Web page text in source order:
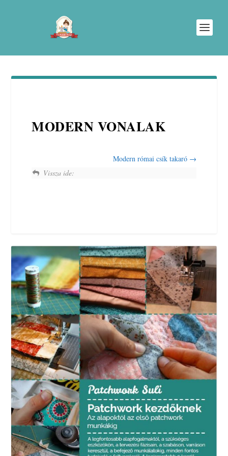
MODERN VONALAK
Modern római csík takaró
Vissza ide: